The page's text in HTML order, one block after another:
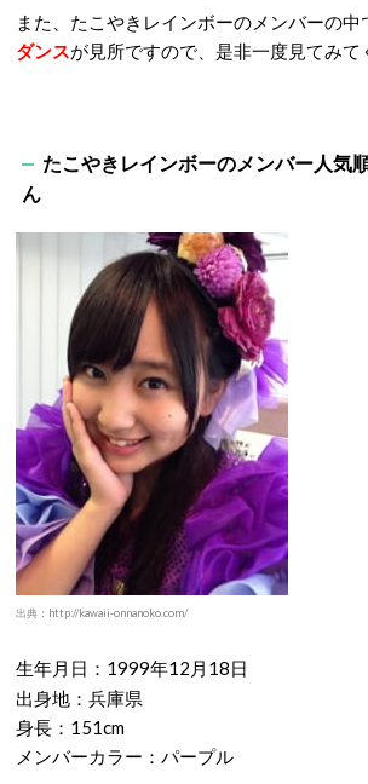
また、たこやきレインボーのメンバーの中
ダンスが見所ですので、是非一度見てみて
たこやきレインボーのメンバー人気
ん
出典：http://kawaii-onnanoko.com/
生年月日：1999年12月18日
出身地：兵庫県
身長：151cm
メンバーカラー：パープル